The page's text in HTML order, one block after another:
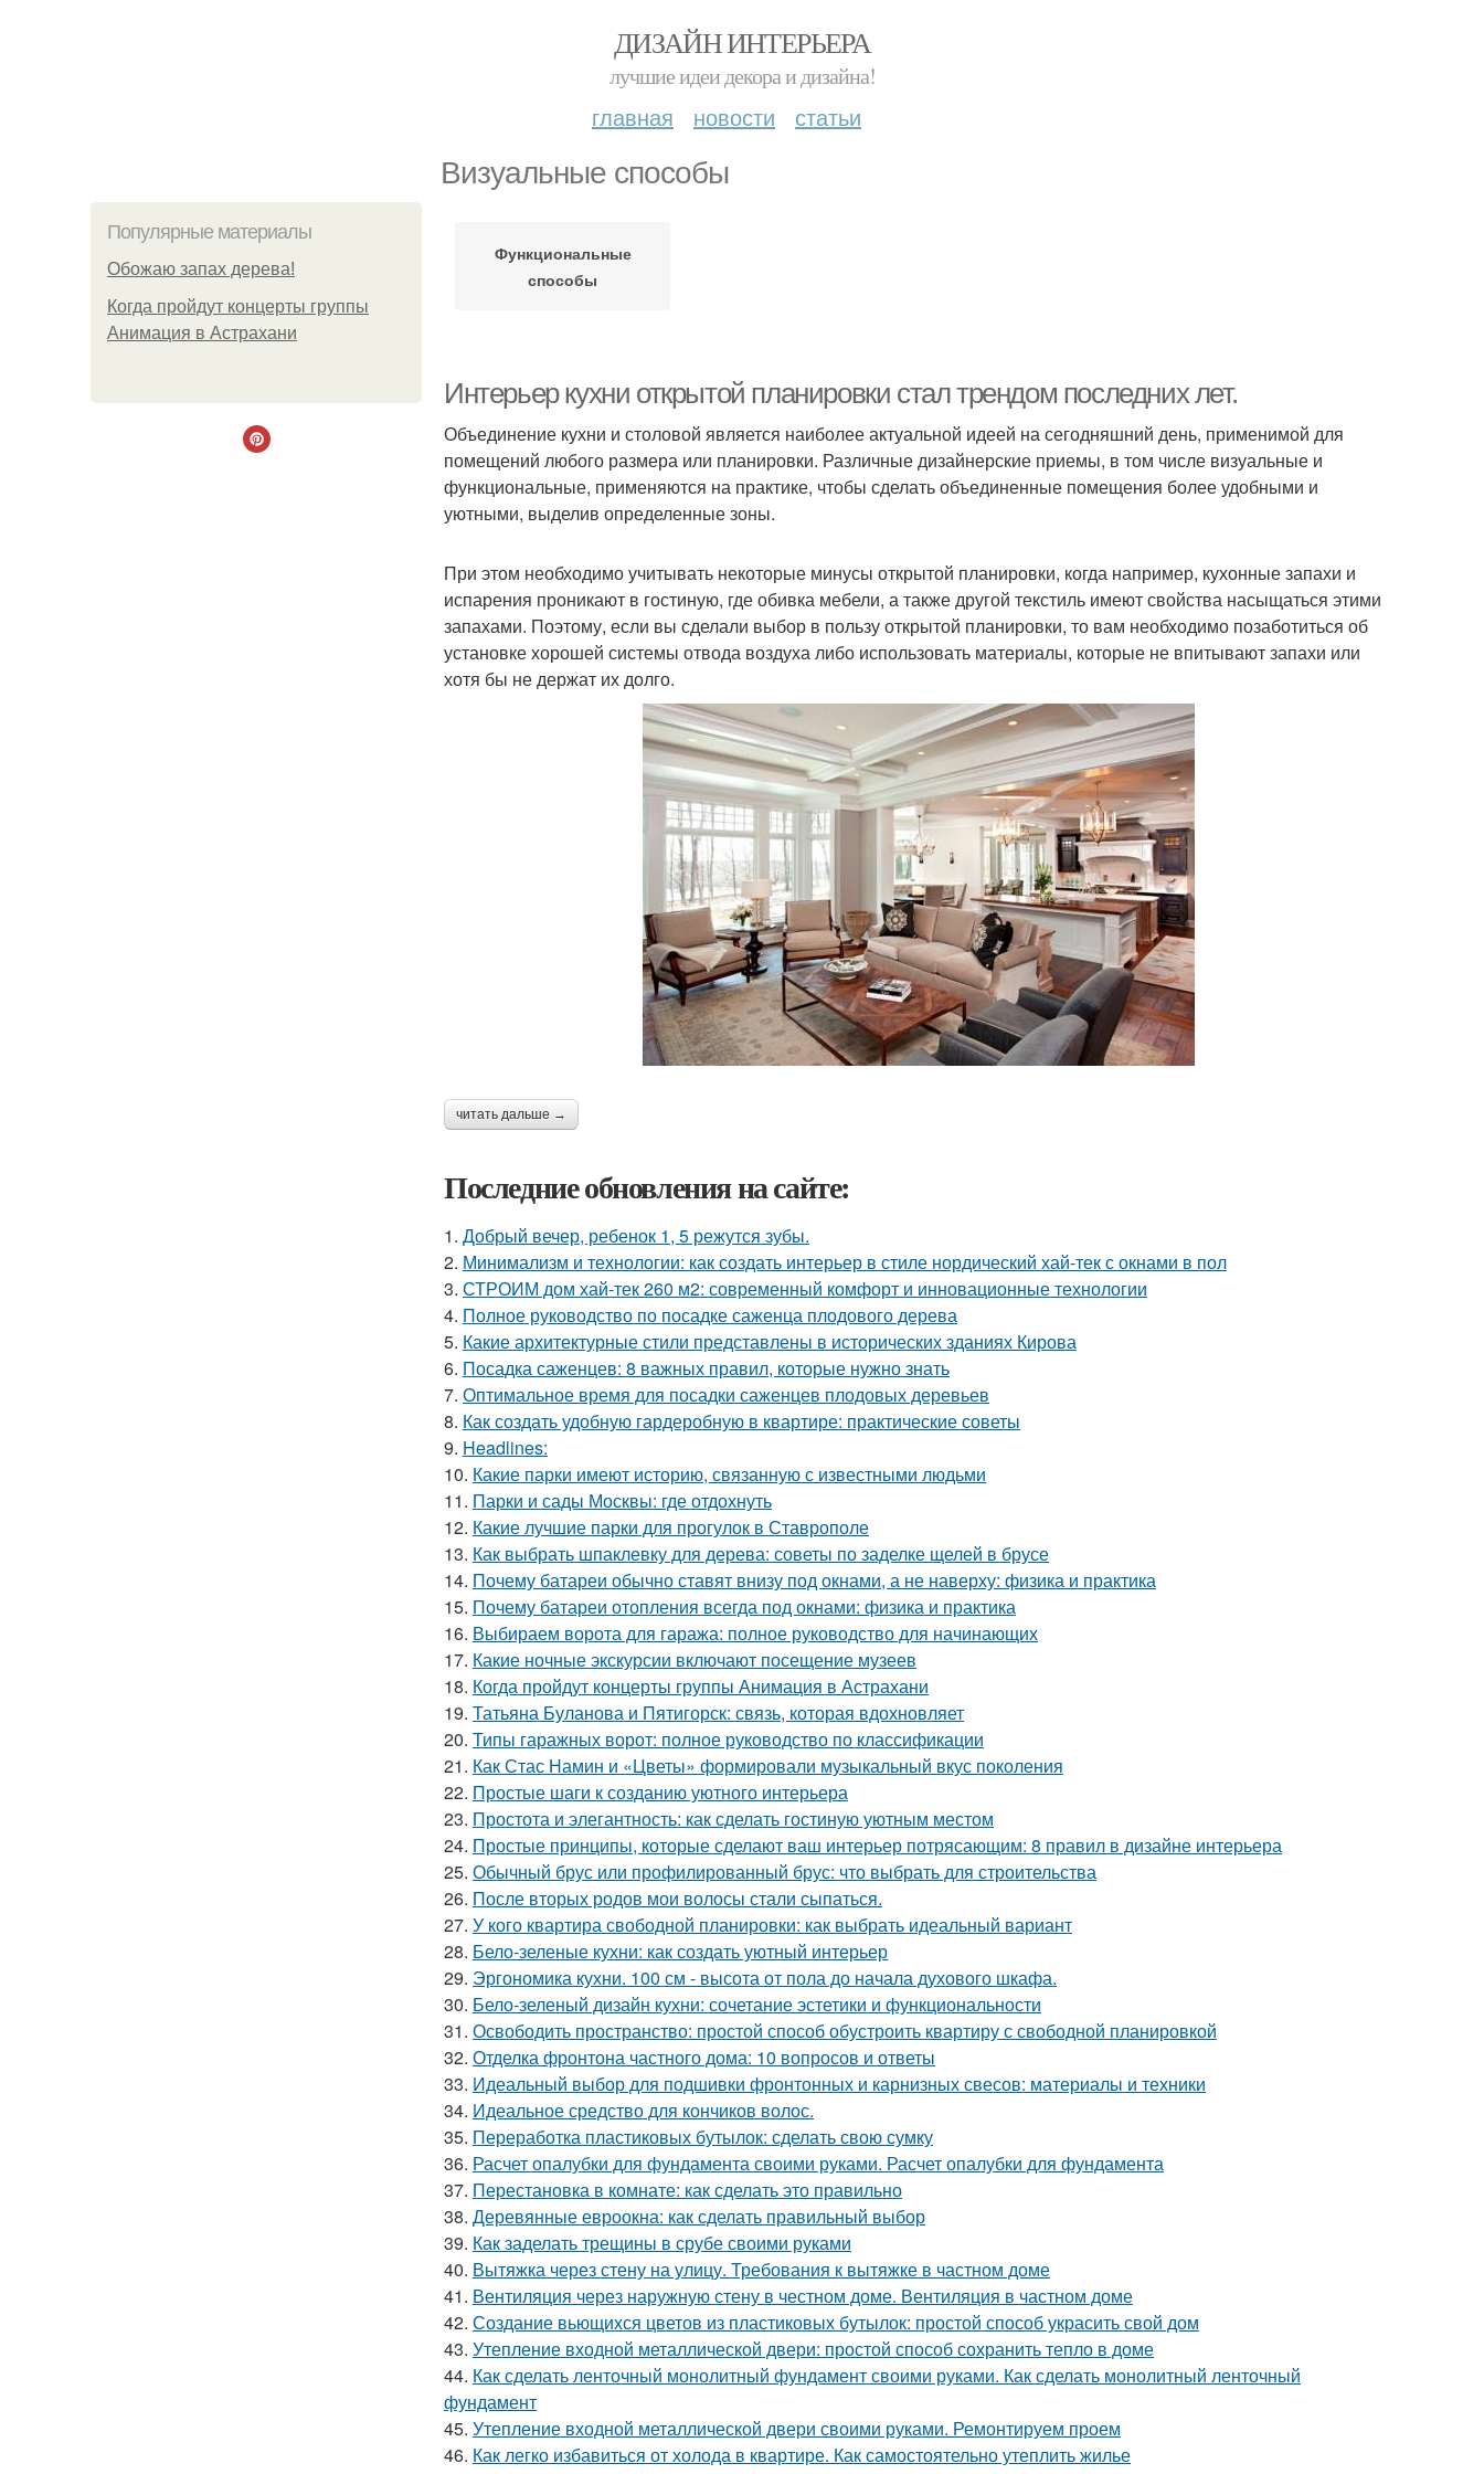
ДИЗАЙН ИНТЕРЬЕРА
лучшие идеи декора и дизайна!
главная новости статьи
Визуальные способы
Популярные материалы
Обожaю зaпах деpева!
Когда пройдут концерты группы
Анимация в Астрахани
Функциональные
способы
Интерьер кухни открытой планировки стал трендом последних лет.
Объединение кухни и столовой является наиболее актуальной идеей на сегодняшний день, применимой для
помещений любого размера или планировки. Различные дизайнерские приемы, в том числе визуальные и
функциональные, применяются на практике, чтобы сделать объединенные помещения более удобными и
уютными, выделив определенные зоны.
При этом необходимо учитывать некоторые минусы открытой планировки, когда например, кухонные запахи и
испарения проникают в гостиную, где обивка мебели, а также другой текстиль имеют свойства насыщаться этими
запахами. Поэтому, если вы сделали выбор в пользу открытой планировки, то вам необходимо позаботиться об
установке хорошей системы отвода воздуха либо использовать материалы, которые не впитывают запахи или
хотя бы не держат их долго.
читать дальше →
Последние обновления на сайте:
1. Добрый вечер, ребенок 1, 5 режутся зубы.
2. Минимализм и технологии: как создать интерьер в стиле нордический хай-тек с окнами в пол
3. СТРОИМ дом хай-тек 260 м2: современный комфорт и инновационные технологии
4. Полное руководство по посадке саженца плодового дерева
5. Какие архитектурные стили представлены в исторических зданиях Кирова
6. Посадка саженцев: 8 важных правил, которые нужно знать
7. Оптимальное время для посадки саженцев плодовых деревьев
8. Как создать удобную гардеробную в квартире: практические советы
9. Headlines:
10. Какие парки имеют историю, связанную с известными людьми
11. Парки и сады Москвы: где отдохнуть
12. Какие лучшие парки для прогулок в Ставрополе
13. Как выбрать шпаклевку для дерева: советы по заделке щелей в брусе
14. Почему батареи обычно ставят внизу под окнами, а не наверху: физика и практика
15. Почему батареи отопления всегда под окнами: физика и практика
16. Выбираем ворота для гаража: полное руководство для начинающих
17. Какие ночные экскурсии включают посещение музеев
18. Когда пройдут концерты группы Анимация в Астрахани
19. Татьяна Буланова и Пятигорск: связь, которая вдохновляет
20. Типы гаражных ворот: полное руководство по классификации
21. Как Стас Намин и «Цветы» формировали музыкальный вкус поколения
22. Простые шаги к созданию уютного интерьера
23. Простота и элегантность: как сделать гостиную уютным местом
24. Простые принципы, которые сделают ваш интерьер потрясающим: 8 правил в дизайне интерьера
25. Обычный брус или профилированный брус: что выбрать для строительства
26. После вторых родов мои волосы стали сыпаться.
27. У кого квартира свободной планировки: как выбрать идеальный вариант
28. Бело-зеленые кухни: как создать уютный интерьер
29. Эргономика кухни. 100 см - высота от пола до начала духового шкафа.
30. Бело-зеленый дизайн кухни: сочетание эстетики и функциональности
31. Освободить пространство: простой способ обустроить квартиру с свободной планировкой
32. Отделка фронтона частного дома: 10 вопросов и ответы
33. Идеальный выбор для подшивки фронтонных и карнизных свесов: материалы и техники
34. Идеальное средство для кончиков волос.
35. Переработка пластиковых бутылок: сделать свою сумку
36. Расчет опалубки для фундамента своими руками. Расчет опалубки для фундамента
37. Перестановка в комнате: как сделать это правильно
38. Деревянные евроокна: как сделать правильный выбор
39. Как заделать трещины в срубе своими руками
40. Вытяжка через стену на улицу. Требования к вытяжке в частном доме
41. Вентиляция через наружную стену в честном доме. Вентиляция в частном доме
42. Создание вьющихся цветов из пластиковых бутылок: простой способ украсить свой дом
43. Утепление входной металлической двери: простой способ сохранить тепло в доме
44. Как сделать ленточный монолитный фундамент своими руками. Как сделать монолитный ленточный
фундамент
45. Утепление входной металлической двери своими руками. Ремонтируем проем
46. Как легко избавиться от холода в квартире. Как самостоятельно утеплить жилье